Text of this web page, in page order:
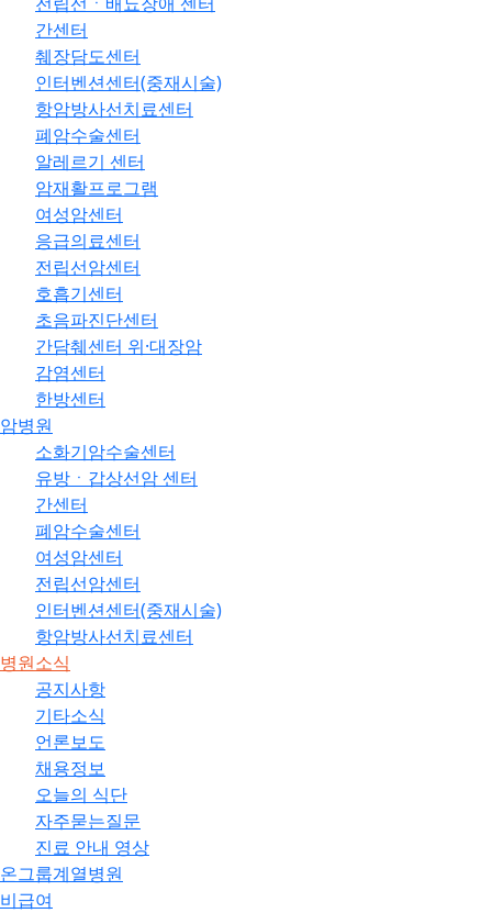
간센터
췌장담도센터
인터벤션센터(중재시술)
항암방사선치료센터
폐암수술센터
알레르기 센터
암재활프로그램
여성암센터
응급의료센터
전립선암센터
호흡기센터
초음파진단센터
간담췌센터 위·대장암
감염센터
한방센터
암병원
소화기암수술센터
유방ㆍ갑상선암 센터
간센터
폐암수술센터
여성암센터
전립선암센터
인터벤션센터(중재시술)
항암방사선치료센터
병원소식
공지사항
기타소식
언론보도
채용정보
오늘의 식단
자주묻는질문
진료 안내 영상
온그룹계열병원
비급여